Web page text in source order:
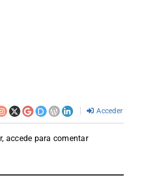
Acceder
accede para comentar